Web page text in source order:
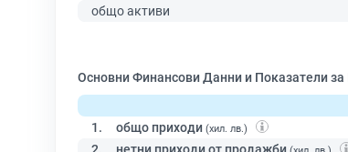
общо активи
Основни Финансови Данни и Показатели
1.
общо приходи (хил. лв.)